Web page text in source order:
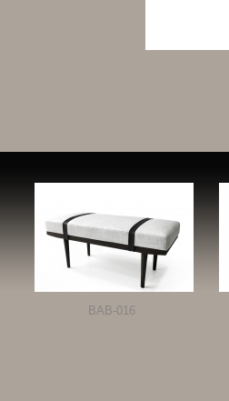
BAB-016